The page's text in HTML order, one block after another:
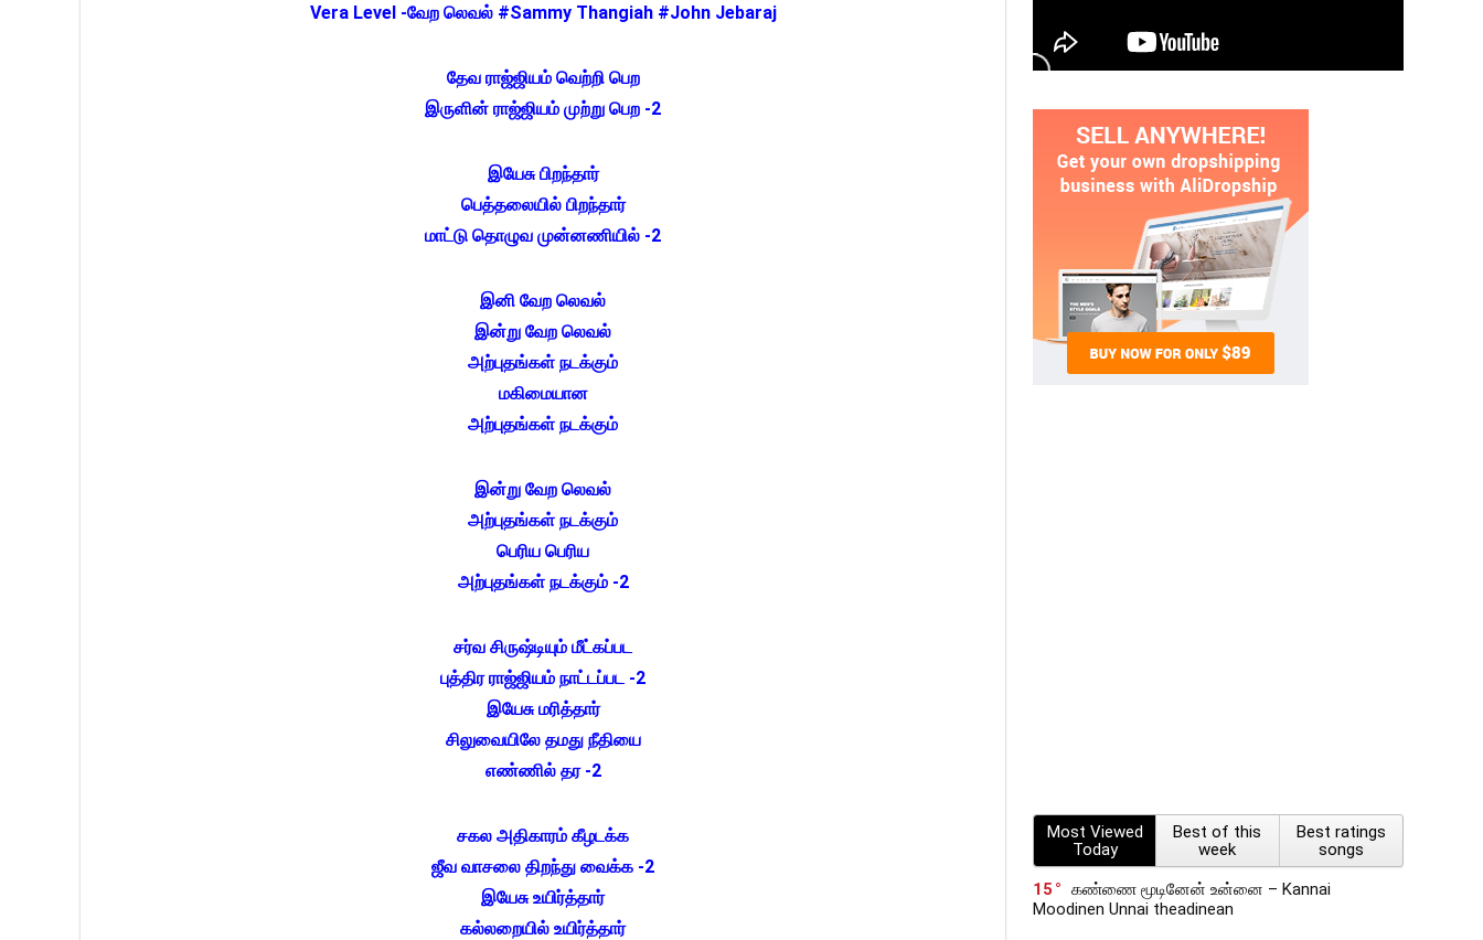
Vera Level -வேற லெவல் #Sammy Thangiah #John Jebaraj
தேவ ராஜ்ஜியம் வெற்றி பெற
இருளின் ராஜ்ஜியம் முற்று பெற -2
இயேசு பிறந்தார்
பெத்தலையில் பிறந்தார்
மாட்டு தொழுவ முன்னணியில் -2
இனி வேற லெவல்
இன்று வேற லெவல்
அற்புதங்கள் நடக்கும்
மகிமையான
அற்புதங்கள் நடக்கும்
இன்று வேற லெவல்
அற்புதங்கள் நடக்கும்
பெரிய பெரிய
அற்புதங்கள் நடக்கும் -2
சர்வ சிருஷ்டியும் மீட்கப்பட
புத்திர ராஜ்ஜியம் நாட்டப்பட -2
இயேசு மரித்தார்
சிலுவையிலே தமது நீதியை
எண்ணில் தர -2
சகல அதிகாரம் கீழடக்க
ஜீவ வாசலை திறந்து வைக்க -2
இயேசு உயிர்த்தார்
கல்லறையில் உயிர்த்தார்
Most Viewed
Today
Best of this
week
Best ratings
songs
15
கண்ணை மூடினேன் உன்னை – Kannai
Moodinen Unnai theadinean